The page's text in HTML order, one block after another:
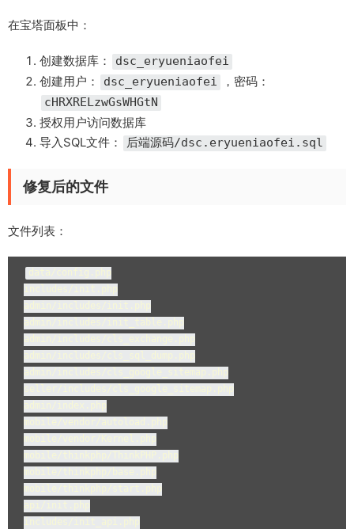
在宝塔面板中：
创建数据库： dsc_eryueniaofei
创建用户： dsc_eryueniaofei ，密码：
cHRXRELzwGsWHGtN
授权用户访问数据库
导入SQL文件：
后端源码/dsc.eryueniaofei.sql
修复后的文件
文件列表：
data/config.php
includes/init.php
admin/includes/init.php
admin/includes/init_table.php
admin/includes/cls_exchange.php
admin/includes/cls_sql_dump.php
admin/includes/cls_google_sitemap.php
seller/includes/cls_google_sitemap.php
admin/index.php
mobile/vendor/autoload.php
mobile/vendor/Kernel.php
mobile/thinkphp/ThinkPHP.php
mobile/thinkphp/base.php
mobile/thinkphp/start.php
api/init.php
includes/init_api.php